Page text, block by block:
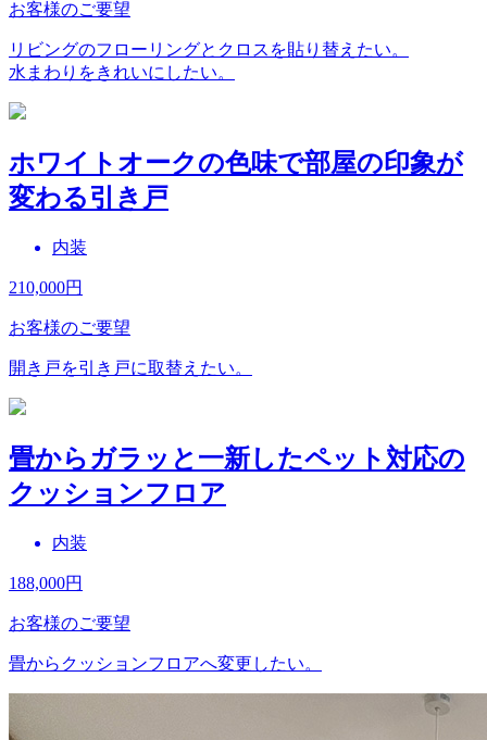
お客様のご要望
リビングのフローリングとクロスを貼り替えたい。
水まわりをきれいにしたい。
ホワイトオークの色味で部屋の印象が
変わる引き戸
内装
210,000円
お客様のご要望
開き戸を引き戸に取替えたい。
畳からガラッと一新したペット対応の
クッションフロア
内装
188,000円
お客様のご要望
畳からクッションフロアへ変更したい。